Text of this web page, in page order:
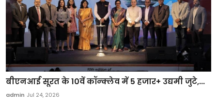
बीएनआई सूरत के 10वें कॉन्क्लेव में 5 हजार+ उद्यमी जुटे,...
admin Jul 24, 2026